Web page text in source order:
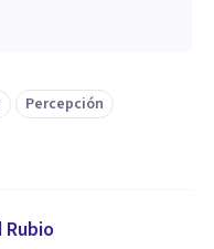
Percepción